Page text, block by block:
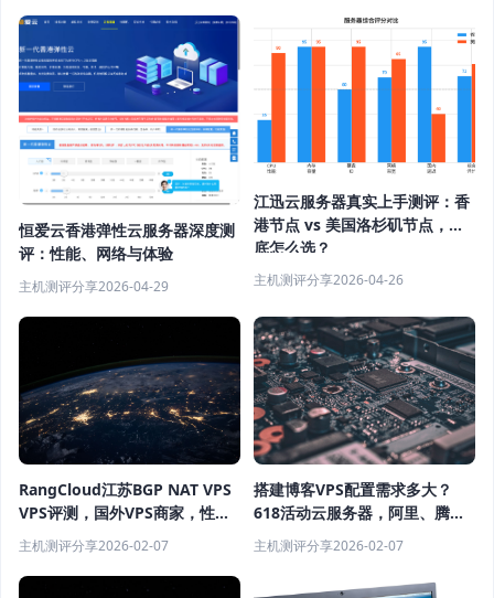
恒爱云香港弹性云服务器深度测
评：性能、网络与体验
主机测评分享2026-04-29
江迅云服务器真实上手测评：香
港节点 vs 美国洛杉矶节点，到
底怎么选？
主机测评分享2026-04-26
RangCloud江苏BGP NAT VPS
VPS评测，国外VPS商家，性价
比如何？
主机测评分享2026-02-07
搭建博客VPS配置需求多大？
618活动云服务器，阿里、腾
讯、华为、UCloud哪家性价比
高？国外VPS评测与优惠指南！
主机测评分享2026-02-07